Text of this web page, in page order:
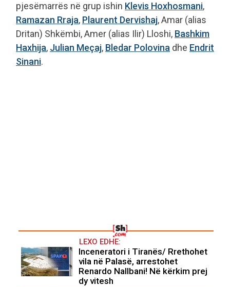
pjesëmarrës në grup ishin Klevis Hoxhosmani,
Ramazan Rraja, Plaurent Dervishaj, Amar (alias
Dritan) Shkëmbi, Amer (alias Ilir) Lloshi, Bashkim
Haxhija, Julian Meçaj, Bledar Polovina dhe Endrit
Sinani.
LEXO EDHE:
Inceneratori i Tiranës/ Rrethohet
vila në Palasë, arrestohet
Renardo Nallbani! Në kërkim prej
dy vitesh